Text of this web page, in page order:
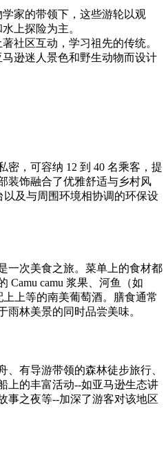
学家的带领下，这些游轮以观
上探险为主。
著社区互动，学习祖先的传统。
马逊迷人景色和野生动物而设计
密，可容纳 12 到 40 名乘客，提
装饰融合了优雅舒适与乡村风
及与周围环境相协调的环保设
一次美食之旅。菜单上的食材都
Camu camu 浆果、河鱼（如
上等的南美葡萄酒。膳食通常
雨林美景的同时品尝美味。
、有导游带领的森林徒步旅行、
上的丰富活动--如亚马逊生态讲
事之夜等--加深了游客对该地区